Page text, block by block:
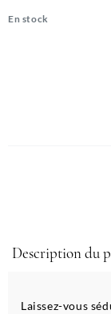
En stock
Description du
Laissez-vous